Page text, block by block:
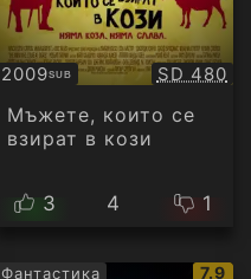
2009SUB
Субтитри SD 480
Мъжете, които се
взират в кози
3 4 1
Фантастика
IMDb
7.9